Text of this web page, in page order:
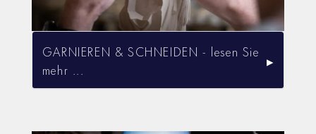
GARNIEREN & SCHNEIDEN - lesen Sie
mehr ...